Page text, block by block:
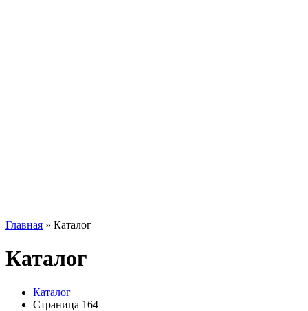
Главная » Каталог
Каталог
Каталог
Страница 164